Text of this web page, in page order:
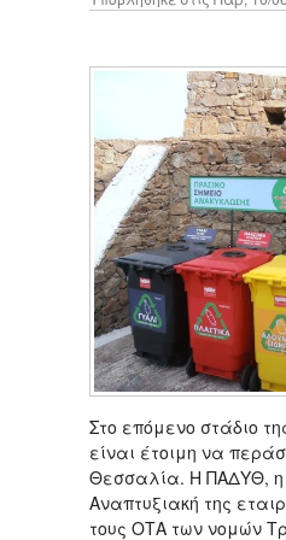
Στο επόμενο στάδιο
είναι έτοιμη να
Θεσσαλία. Η ΠΑΔΥΘ, η
Αναπτυξιακή της
τους ΟΤΑ των νομών